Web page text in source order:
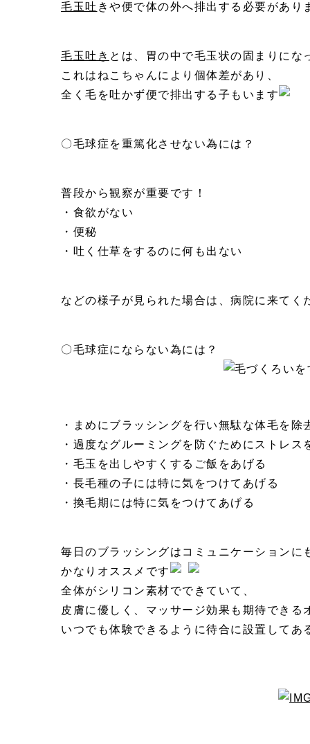
毛玉吐 きや便で体の外へ排出する必要があり
毛玉吐き とは、胃の中で毛玉状の固まりにな
これはねこちゃんにより個体差があり、
全く毛を吐かず便で排出する子もいます
〇毛球症を重篤化させない為には？
普段から観察が重要です！
・食欲がない
・便秘
・吐く仕草をするのに何も出ない
などの様子が見られた場合は、病院に来てく
〇毛球症にならない為には？
・まめにブラッシングを行い無駄な体毛を除
・過度なグルーミングを防ぐためにストレス
・毛玉を出しやすくするご飯をあげる
・長毛種の子には特に気をつけてあげる
・換毛期には特に気をつけてあげる
毎日のブラッシングはコミュニケーションに
かなりオススメです
全体がシリコン素材でできていて、
皮膚に優しく、マッサージ効果も期待できる
いつでも体験できるように待合に設置して